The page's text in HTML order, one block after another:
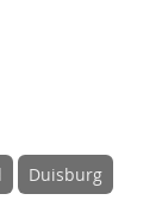
Duisburg